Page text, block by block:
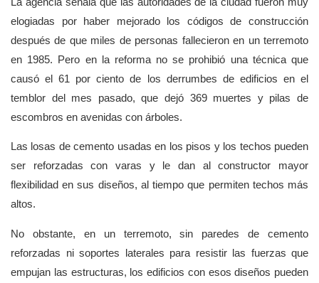
elogiadas por haber mejorado los códigos de construcción
después de que miles de personas fallecieron en un terremoto
en 1985. Pero en la reforma no se prohibió una técnica que
causó el 61 por ciento de los derrumbes de edificios en el
temblor del mes pasado, que dejó 369 muertes y pilas de
escombros en avenidas con árboles.
Las losas de cemento usadas en los pisos y los techos pueden
ser reforzadas con varas y le dan al constructor mayor
flexibilidad en sus diseños, al tiempo que permiten techos más
altos.
No obstante, en un terremoto, sin paredes de cemento
reforzadas ni soportes laterales para resistir las fuerzas que
empujan las estructuras, los edificios con esos diseños pueden